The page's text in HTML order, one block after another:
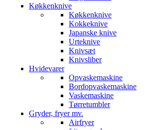
Køkkenknive
Køkkenknive
Kokkeknive
Japanske knive
Urteknive
Knivsæt
Knivsliber
Hvidevarer
Opvaskemaskine
Bordopvaskemaskine
Vaskemaskine
Tørretumbler
Gryder, fryer mv.
Airfryer